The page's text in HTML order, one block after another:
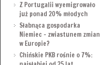
Z Portugalii wyemigrowało
już ponad 20% młodych
Słabnąca gospodarka
Niemiec – zwiastunem zmian
w Europie?
Chińskie PKB rośnie o 7%: